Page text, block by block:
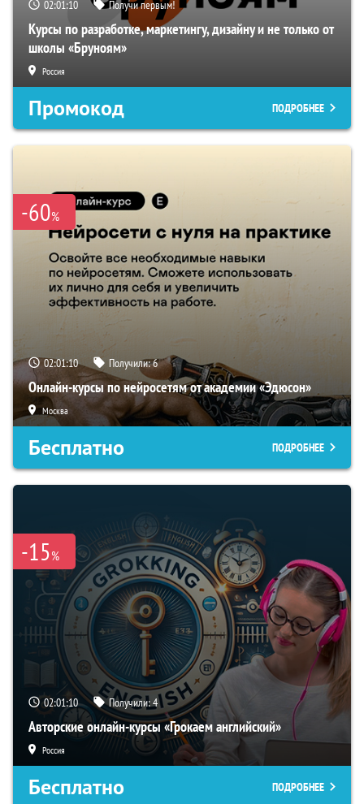
02:01:09 Получи первым!
Курсы по разработке, маркетингу, дизайну и не только от
школы «Бруноям»
Россия
Промокод ПОДРОБНЕЕ
-60%
02:01:09 Получили:6
Онлайн-курсы по нейросетям от академии «Эдюсон»
Москва
Бесплатно ПОДРОБНЕЕ
-15%
02:01:09 Получили:4
Авторские онлайн-курсы «Грокаем английский»
Россия
Бесплатно ПОДРОБНЕЕ